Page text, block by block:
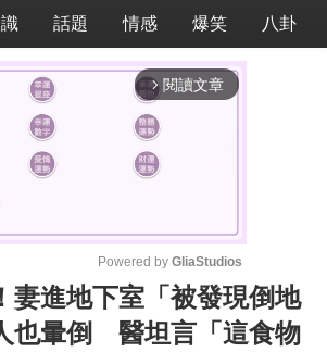
話題 情感 爆笑 八卦
arrow_forward_ios 閱讀文章
M
u
Powered by GliaStudios
妻進地下室「被發現倒地
也暈倒 醫坦言「這食物